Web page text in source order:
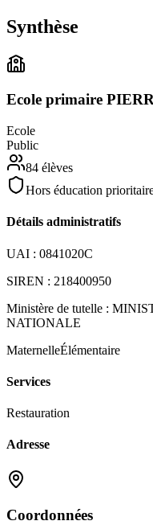
Synthèse
Ecole primaire
Ecole
Public
84 élèves
Hors éducation
Détails administratifs
UAI : 0841020C
SIREN : 218400950
Ministère de tutelle :
NATIONALE
MaternelleÉlémentaire
Services
Restauration
Adresse
Coordonnées